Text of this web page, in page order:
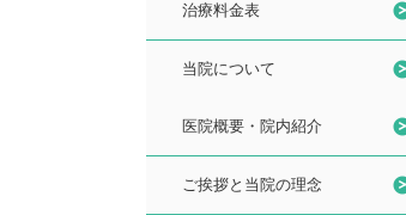
治療料金表
当院について
医院概要・院内紹介
ご挨拶と当院の理念